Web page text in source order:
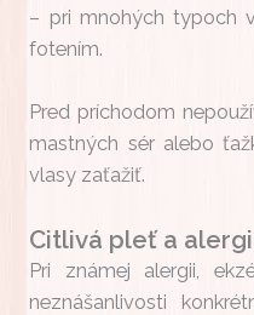
– pri mnohých typoch
fotením.
Pred príchodom
mastných sér alebo
vlasy zaťažiť.
Citlivá pleť a
Pri známej alergii,
neznášanlivosti